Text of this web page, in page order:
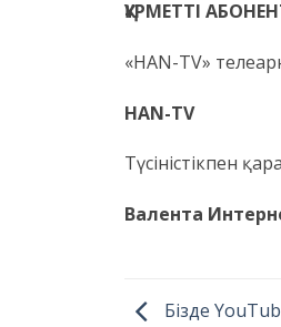
ҚҰРМЕТТІ
«HAN-TV»
HAN-TV
Түсіністікпен
Валента
Бізде